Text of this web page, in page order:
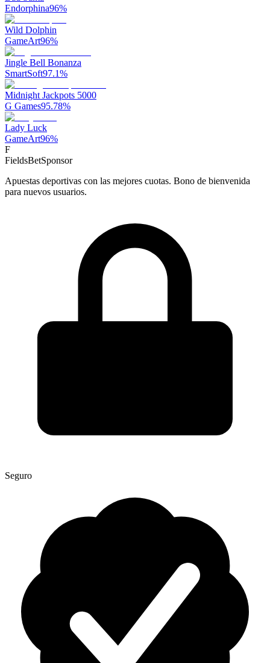
Endorphina96%
Wild Dolphin
GameArt96%
Jingle Bell Bonanza
SmartSoft97.1%
Midnight Jackpots 5000
G Games95.78%
Lady Luck
GameArt96%
F
FieldsBetSponsor
Apuestas deportivas con las mejores cuotas. Bono de bienvenida
para nuevos usuarios.
Seguro